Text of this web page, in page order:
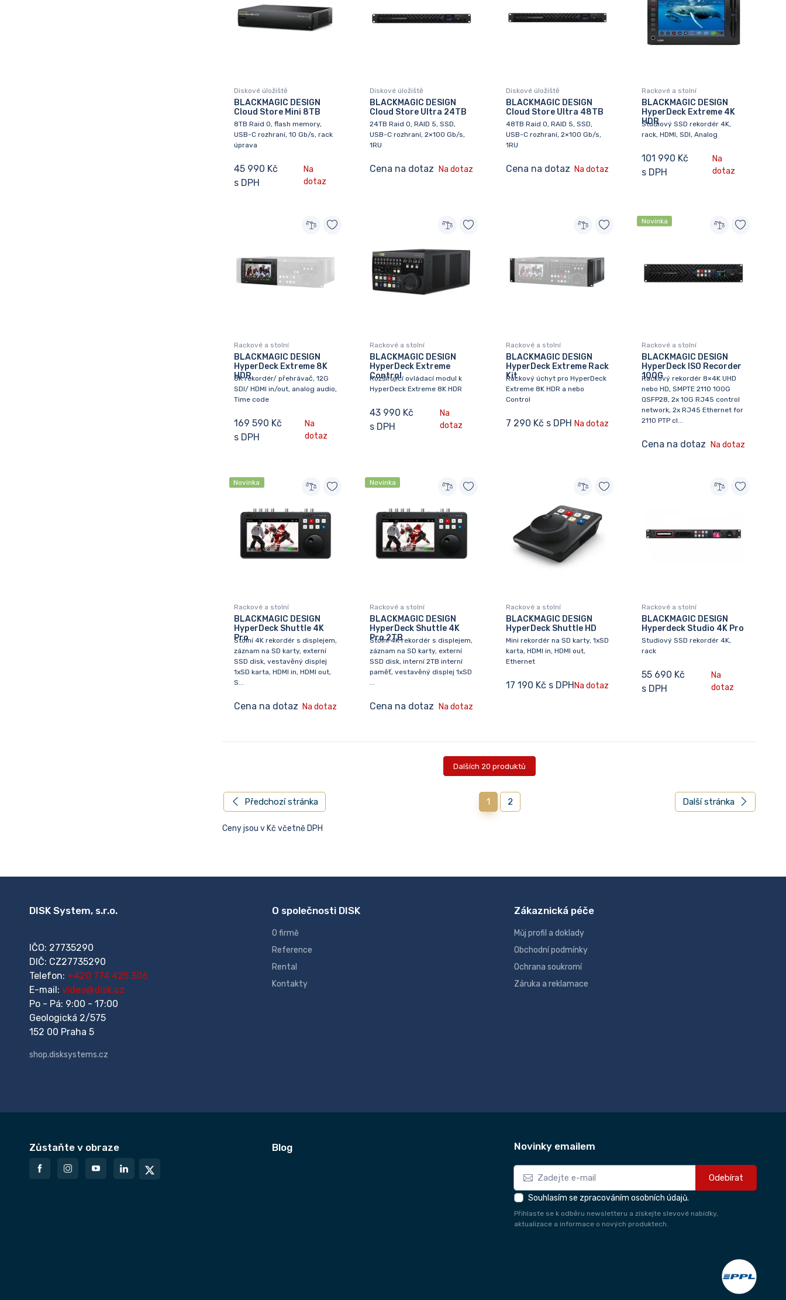
Diskové úložiště
BLACKMAGIC DESIGN
Cloud Store Mini 8TB
8TB Raid 0, flash memory,
USB-C rozhraní, 10 Gb/s, rack
úprava
45 990 Kč
s DPH
Na
dotaz
Diskové úložiště
BLACKMAGIC DESIGN
Cloud Store Ultra 24TB
24TB Raid 0, RAID 5, SSD,
USB-C rozhraní, 2×100 Gb/s,
1RU
Cena na dotaz Na dotaz
Diskové úložiště
BLACKMAGIC DESIGN
Cloud Store Ultra 48TB
48TB Raid 0, RAID 5, SSD,
USB-C rozhraní, 2×100 Gb/s,
1RU
Cena na dotaz Na dotaz
Rackové a stolní
BLACKMAGIC DESIGN
HyperDeck Extreme 4K
HDR
Studiový SSD rekordér 4K,
rack, HDMI, SDI, Analog
101 990 Kč
s DPH
Na
dotaz
Rackové a stolní
BLACKMAGIC DESIGN
HyperDeck Extreme 8K
HDR
8K rekordér/ přehrávač, 12G
SDI/ HDMI in/out, analog audio,
Time code
169 590 Kč
s DPH
Na
dotaz
Rackové a stolní
BLACKMAGIC DESIGN
HyperDeck Extreme
Control
Rozšiřující ovládací modul k
HyperDeck Extreme 8K HDR
43 990 Kč
s DPH
Na
dotaz
Rackové a stolní
BLACKMAGIC DESIGN
HyperDeck Extreme Rack
Kit
Rackový úchyt pro HyperDeck
Extreme 8K HDR a nebo
Control
7 290 Kč s DPH Na dotaz
Novinka
Rackové a stolní
BLACKMAGIC DESIGN
HyperDeck ISO Recorder
100G
Rackový rekordér 8×4K UHD
nebo HD, SMPTE 2110 100G
QSFP28, 2x 10G RJ45 control
network, 2x RJ45 Ethernet for
2110 PTP cl...
Cena na dotaz Na dotaz
Novinka
Rackové a stolní
BLACKMAGIC DESIGN
HyperDeck Shuttle 4K
Pro
Stolní 4K rekordér s displejem,
záznam na SD karty, externí
SSD disk, vestavěný displej
1xSD karta, HDMI in, HDMI out,
S...
Cena na dotaz Na dotaz
Novinka
Rackové a stolní
BLACKMAGIC DESIGN
HyperDeck Shuttle 4K
Pro 2TB
Stolní 4K rekordér s displejem,
záznam na SD karty, externí
SSD disk, interní 2TB interní
paměť, vestavěný displej 1xSD
...
Cena na dotaz Na dotaz
Rackové a stolní
BLACKMAGIC DESIGN
HyperDeck Shuttle HD
Mini rekordér na SD karty, 1xSD
karta, HDMI in, HDMI out,
Ethernet
17 190 Kč s DPHNa dotaz
Rackové a stolní
BLACKMAGIC DESIGN
Hyperdeck Studio 4K Pro
Studiový SSD rekordér 4K,
rack
55 690 Kč
s DPH
Na
dotaz
Dalších 20 produktů
Předchozí stránka 1 2 Další stránka
Ceny jsou v Kč včetně DPH
DISK System, s.r.o.
IČO: 27735290
DIČ: CZ27735290
Telefon: +420 774 425 306
E-mail: video@disk.cz
Po - Pá: 9:00 - 17:00
Geologická 2/575
152 00 Praha 5
shop.disksystems.cz
O společnosti DISK
O firmě
Reference
Rental
Kontakty
Zákaznická péče
Můj profil a doklady
Obchodní podmínky
Ochrana soukromí
Záruka a reklamace
Zůstaňte v obraze Blog Novinky emailem
Odebírat
Souhlasím se zpracováním osobních údajů.
Přihlaste se k odběru newsletteru a získejte slevové nabídky,
aktualizace a informace o nových produktech.